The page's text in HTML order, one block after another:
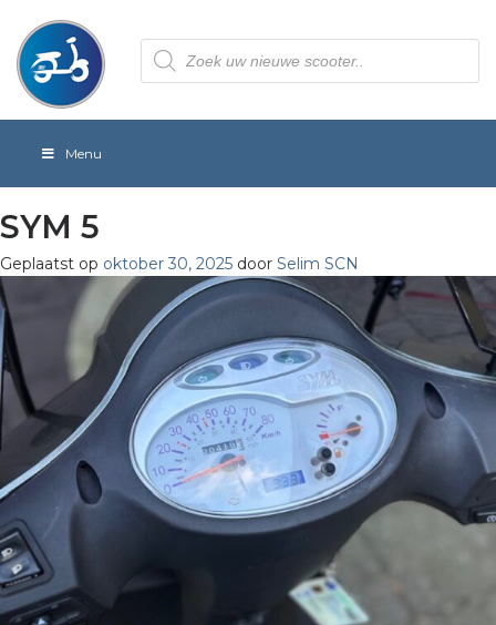
Producten
zoeken
Menu
SYM 5
Geplaatst op oktober 30, 2025 door Selim SCN